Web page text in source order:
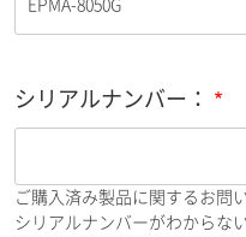
シリアルナンバー：
ご購入済み製品に関するお問
シリアルナンバーがわからな